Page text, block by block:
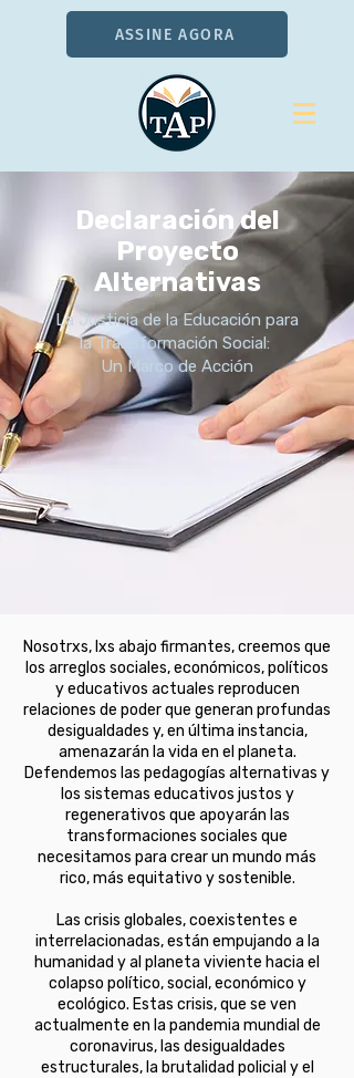
ASSINE AGORA
Declaración del
Proyecto
Alternativas
La Justicia de la Educación para
laTransformación Social:
Un Marco de Acción
Nosotrxs, lxs abajo firmantes, creemos que
los arreglos sociales, económicos, políticos
y educativos actuales reproducen
relaciones de poder que generan profundas
desigualdades y, en última instancia,
amenazarán la vida en el planeta.
Defendemos las pedagogías alternativas y
los sistemas educativos justos y
regenerativos que apoyarán las
transformaciones sociales que
necesitamos para crear un mundo más
rico, más equitativo y sostenible.
Las crisis globales, coexistentes e
interrelacionadas, están empujando a la
humanidad y al planeta viviente hacia el
colapso político, social, económico y
ecológico. Estas crisis, que se ven
actualmente en la pandemia mundial de
coronavirus, las desigualdades
estructurales, la brutalidad policial y el